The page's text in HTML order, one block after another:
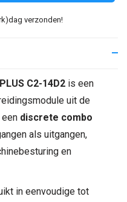
verzonden!
C2-14D2 is een
uit de
discrete combo
als uitgangen,
en
in eenvoudige tot